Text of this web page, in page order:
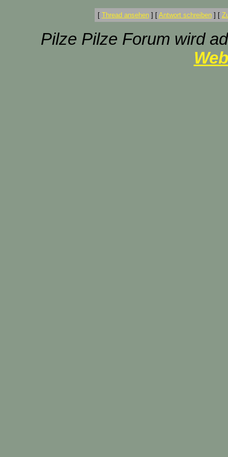
[ Thread ansehen] [ Antwort schreiben] [
Pilze Pilze Forum wird